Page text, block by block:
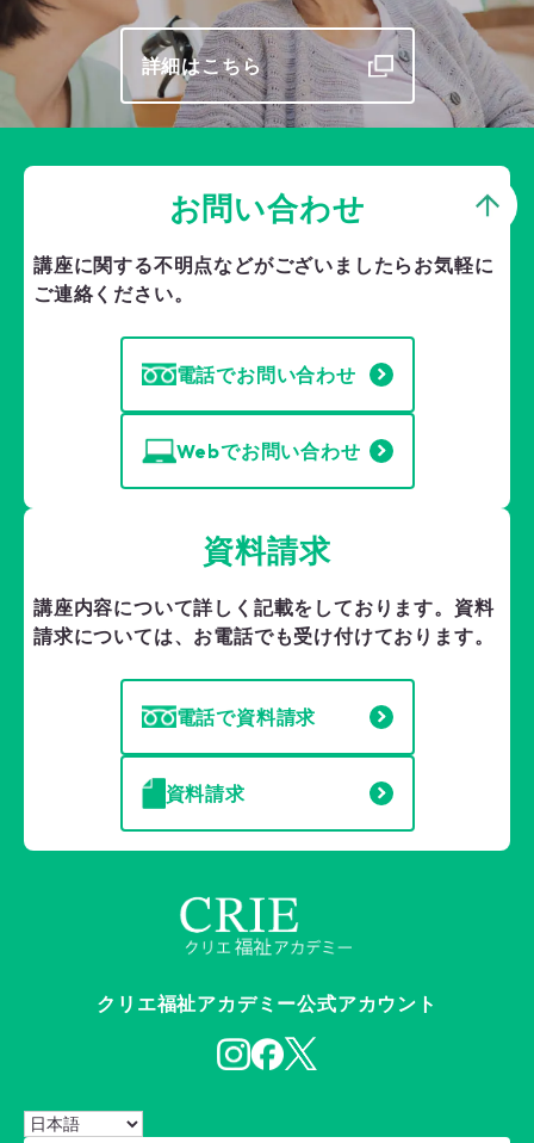
詳細はこちら
お問い合わせ
講座に関する不明点などがございましたら お気軽に
ご連絡ください。
電話でお問い合わせ
Webでお問い合わせ
資料請求
講座内容について詳しく記載をしております。 資料
請求については、お電話でも受け付けております。
電話で資料請求
資料請求
クリエ福祉アカデミー公式アカウント